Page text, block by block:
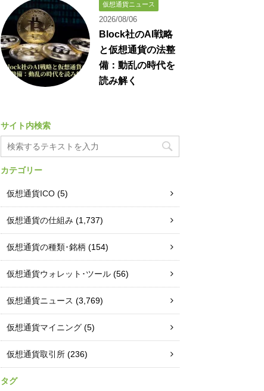
仮想通貨ニュース
2026/08/06
Block社のAI戦略
と仮想通貨の法整
備：動乱の時代を
読み解く
サイト内検索
カテゴリー
仮想通貨ICO (5)
仮想通貨の仕組み (1,737)
仮想通貨の種類･銘柄 (154)
仮想通貨ウォレット･ツール (56)
仮想通貨ニュース (3,769)
仮想通貨マイニング (5)
仮想通貨取引所 (236)
タグ